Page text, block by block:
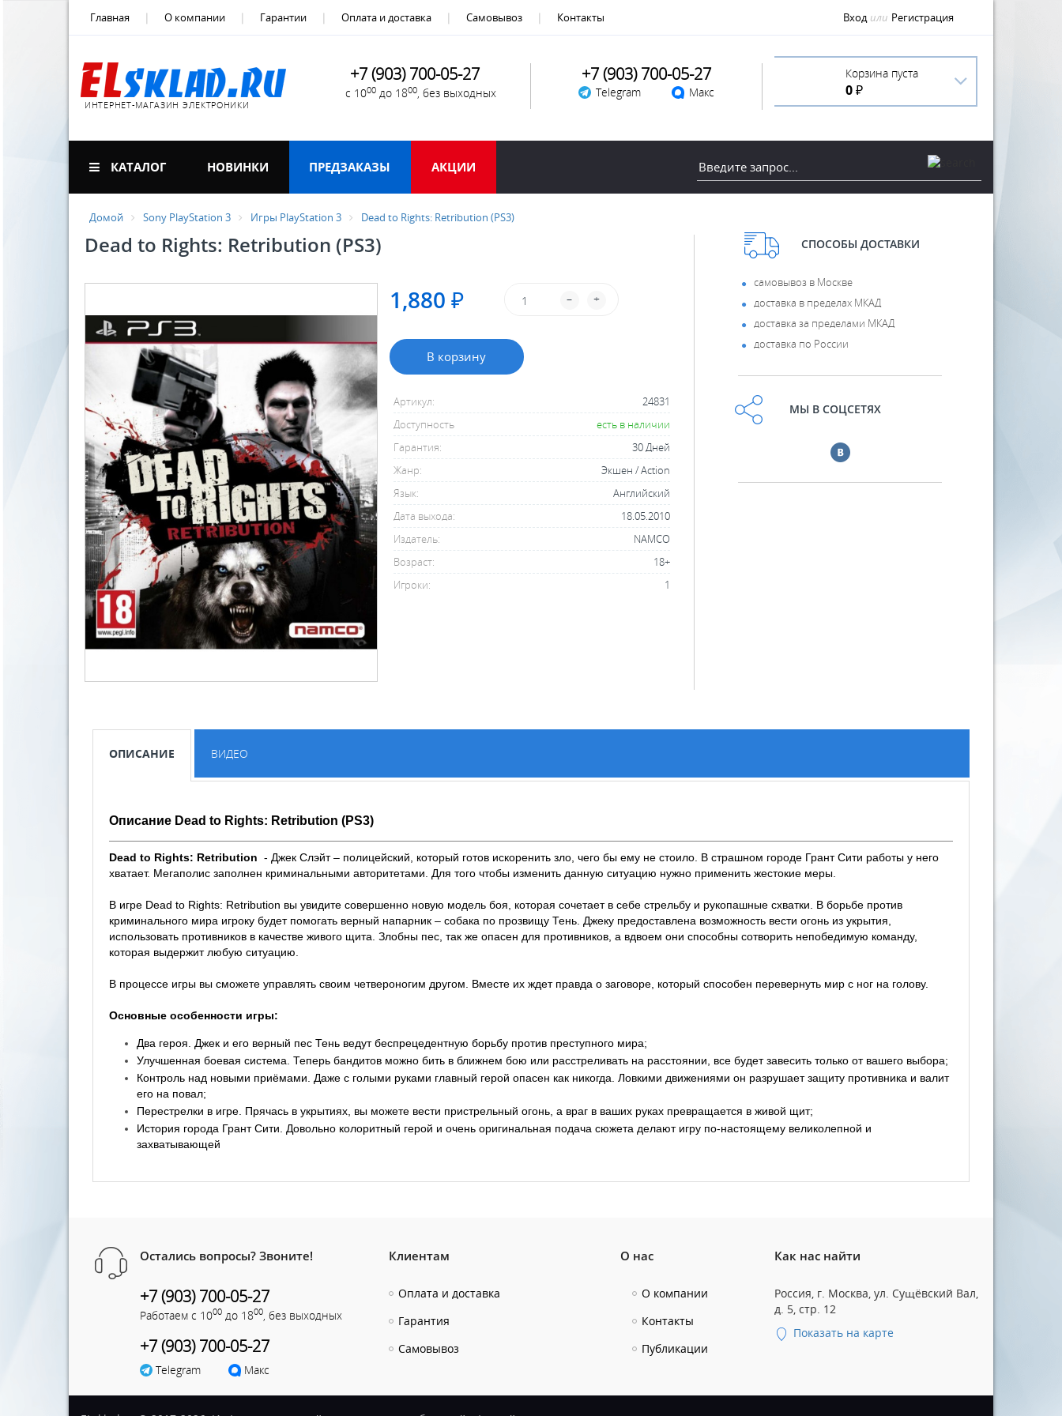
Главная О компании Гарантии Оплата и доставка Самовывоз Контакты Вход или Регистрация
ИНТЕРНЕТ-МАГАЗИН ЭЛЕКТРОНИКИ
+7 (903) 700-05-27
с 1000 до 1800, без выходных
+7 (903) 700-05-27
Telegram Макс
Корзина пуста
0 ₽
КАТАЛОГ НОВИНКИ ПРЕДЗАКАЗЫ АКЦИИ
Домой Sony PlayStation 3 Игры PlayStation 3 Dead to Rights: Retribution (PS3)
Dead to Rights: Retribution (PS3)
1,880 ₽ +
–
В корзину
Артикул:
24831
Доступность
есть в наличии
Гарантия:
30 Дней
Жанр:
Экшен / Action
Язык:
Английский
Дата выхода:
18.05.2010
Издатель:
NAMCO
Возраст:
18+
Игроки:
1
СПОСОБЫ ДОСТАВКИ
самовывоз в Москве
доставка в пределах МКАД
доставка за пределами МКАД
доставка по России
МЫ В СОЦСЕТЯХ
ОПИСАНИЕ ВИДЕО
Описание Dead to Rights: Retribution (PS3)
Dead to Rights: Retribution - Джек Слэйт – полицейский, который готов искоренить зло, чего бы ему не стоило. В страшном городе Грант Сити работы у него
хватает. Мегаполис заполнен криминальными авторитетами. Для того чтобы изменить данную ситуацию нужно применить жестокие меры.
В игре Dead to Rights: Retribution вы увидите совершенно новую модель боя, которая сочетает в себе стрельбу и рукопашные схватки. В борьбе против
криминального мира игроку будет помогать верный напарник – собака по прозвищу Тень. Джеку предоставлена возможность вести огонь из укрытия,
использовать противников в качестве живого щита. Злобны пес, так же опасен для противников, а вдвоем они способны сотворить непобедимую команду,
которая выдержит любую ситуацию.
В процессе игры вы сможете управлять своим четвероногим другом. Вместе их ждет правда о заговоре, который способен перевернуть мир с ног на голову.
Основные особенности игры:
Два героя. Джек и его верный пес Тень ведут беспрецедентную борьбу против преступного мира;
Улучшенная боевая система. Теперь бандитов можно бить в ближнем бою или расстреливать на расстоянии, все будет завесить только от вашего выбора;
Контроль над новыми приёмами. Даже с голыми руками главный герой опасен как никогда. Ловкими движениями он разрушает защиту противника и валит
его на повал;
Перестрелки в игре. Прячась в укрытиях, вы можете вести пристрельный огонь, а враг в ваших руках превращается в живой щит;
История города Грант Сити. Довольно колоритный герой и очень оригинальная подача сюжета делают игру по-настоящему великолепной и
захватывающей
Остались вопросы? Звоните!
+7 (903) 700-05-27
Работаем с 1000 до 1800 , без выходных
+7 (903) 700-05-27
Telegram Макс
Клиентам
Оплата и доставка
Гарантия
Самовывоз
О нас
О компании
Контакты
Публикации
Как нас найти
Россия, г. Москва, ул. Сущёвский Вал,
д. 5, стр. 12
Показать на карте